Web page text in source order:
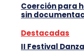
Coerción para
sin
Destacadas
II Festival